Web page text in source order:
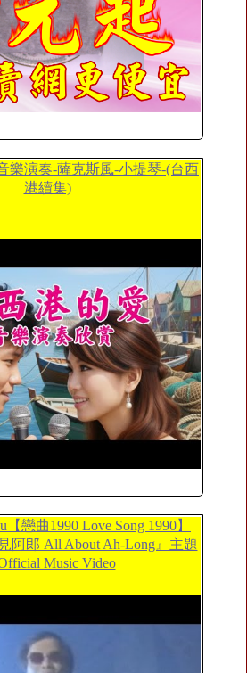
樂演奏-薩克斯風-小提琴-(台西
港續集)
戀曲1990 Love Song 1990】
阿郎 All About Ah-Long』主題
Music Video